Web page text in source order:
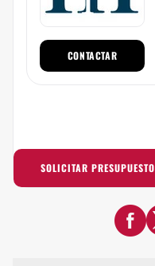
CONTACTAR
SOLICITAR PRESUPUESTO